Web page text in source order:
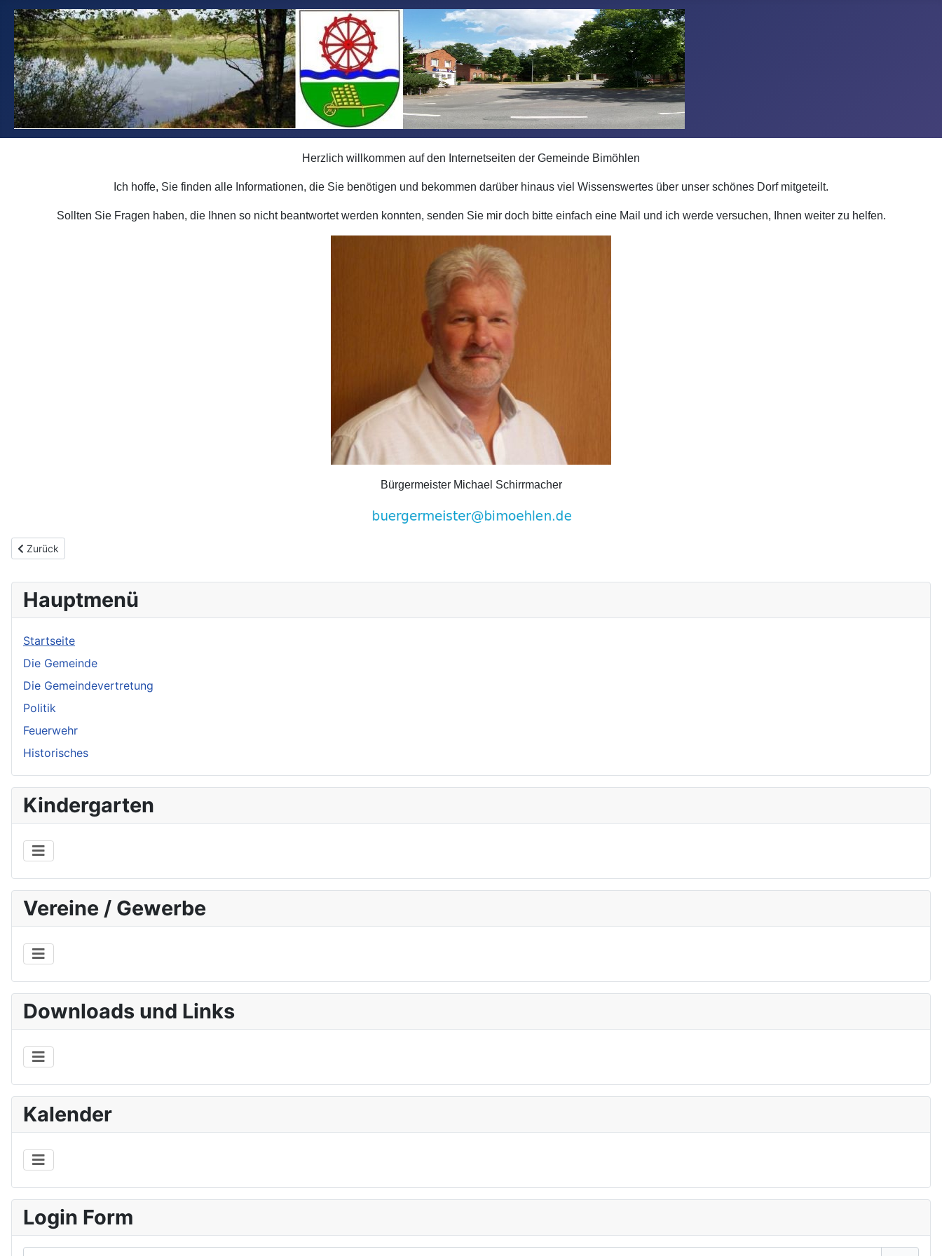
Herzlich willkommen auf den Internetseiten der Gemeinde Bimöhlen
Ich hoffe, Sie finden alle Informationen, die Sie benötigen und bekommen darüber hinaus viel Wissenswertes über unser schönes Dorf mitgeteilt.
Sollten Sie Fragen haben, die Ihnen so nicht beantwortet werden konnten, senden Sie mir doch bitte einfach eine Mail und ich werde versuchen, Ihnen weiter zu helfen.
Bürgermeister Michael Schirrmacher
Vorheriger Beitrag: Die Gemeinde
Zurück
Hauptmenü
Startseite
Die Gemeinde
Die Gemeindevertretung
Politik
Feuerwehr
Historisches
Kindergarten
Vereine / Gewerbe
Downloads und Links
Kalender
Login Form